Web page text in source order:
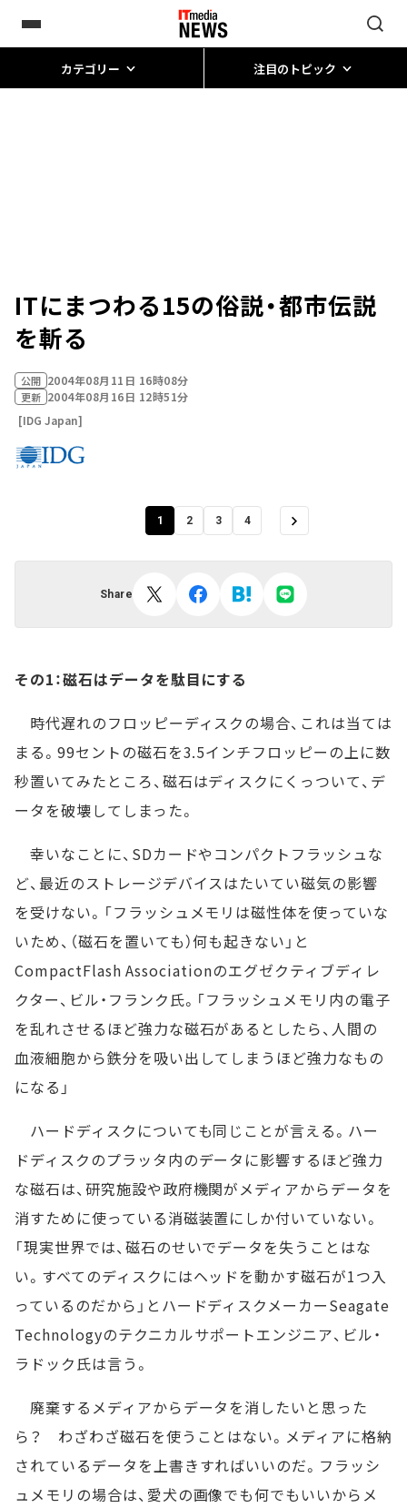
カテゴリー 注目のトピック
ITにまつわる15の俗説・都市伝説
を斬る
公開 2004年08月11日 16時08分
更新 2004年08月16日 12時51分
[IDG Japan]
1 2 3 4
Share
その1：磁石はデータを駄目にする
時代遅れのフロッピーディスクの場合、これは当ては
まる。99セントの磁石を3.5インチフロッピーの上に数
秒置いてみたところ、磁石はディスクにくっついて、デ
ータを破壊してしまった。
幸いなことに、SDカードやコンパクトフラッシュな
ど、最近のストレージデバイスはたいてい磁気の影響
を受けない。「フラッシュメモリは磁性体を使っていな
いため、（磁石を置いても）何も起きない」と
CompactFlash Associationのエグゼクティブディレ
クター、ビル・フランク氏。「フラッシュメモリ内の電子
を乱れさせるほど強力な磁石があるとしたら、人間の
血液細胞から鉄分を吸い出してしまうほど強力なもの
になる」
ハードディスクについても同じことが言える。ハー
ドディスクのプラッタ内のデータに影響するほど強力
な磁石は、研究施設や政府機関がメディアからデータを
消すために使っている消磁装置にしか付いていない。
「現実世界では、磁石のせいでデータを失うことはな
い。すべてのディスクにはヘッドを動かす磁石が1つ入
っているのだから」とハードディスクメーカーSeagate
Technologyのテクニカルサポートエンジニア、ビル・
ラドック氏は言う。
廃棄するメディアからデータを消したいと思った
ら？ わざわざ磁石を使うことはない。メディアに格納
されているデータを上書きすればいいのだ。フラッシ
ュメモリの場合は、愛犬の画像でも何でもいいからメ